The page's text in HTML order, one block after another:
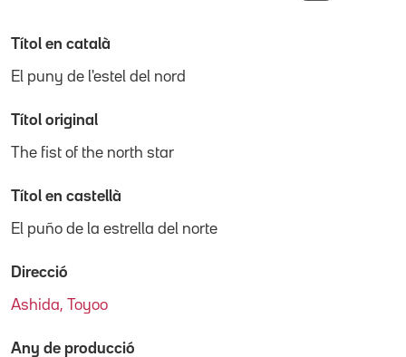
Títol en català
El puny de l'estel del nord
Títol original
The fist of the north star
Títol en castellà
El puño de la estrella del norte
Direcció
Ashida, Toyoo
Any de producció